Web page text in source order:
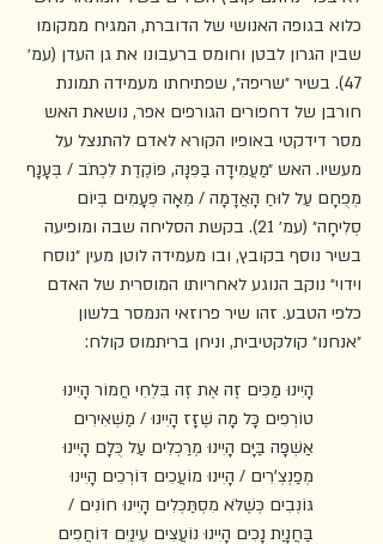
כלוא בגופה האנושי של הדוברת, המגיח ממקומו
שבין הגרון לבטן וחומס ברעבונו את גן העדן (עמ׳
47). בשיר ״שריפה״, שפתיחתו מעמידה תמונת
חורבן של דחפורים הגורפים אפר, נושאת האש
מסר דידקטי באופיו הקורא לאדם להתנצל על
מעשיו. האש ״מַעֲמִידָה בַּפִּנָּה, פּוֹקֶדֶת לִכְתֹּב / בְּעָנָף
מְפֻחָם עַל לוּחַ הָאֲדָמָה / מֵאָה פְּעָמִים בְּיוֹם
סְלִיחָה״ (עמ׳ 21). בקשת הסליחה שבה ומופיעה
בשיר נוסף בקובץ, ובו מעמידה לוטן מעין ״נוסח
וידוי״ נוקב הנוגע לאחריותו המוסרית של האדם
כלפי הטבע. זהו שיר פרוזאי הנמסר בלשון
״אנחנו״ קולקטיבית, וניחן בריתמוס קולח:
הָיִינוּ מַכִּים זֶה אֶת זֶה בִּלְחִי חֲמוֹר הָיִינוּ
טוֹרְפִים כָּל מָה שֶׁזָּז הָיִינוּ / מַשְׁאִירִים
אַשְׁפָּה בַּיָּם הָיִינוּ מְרַכְלִים עַל כֻּלָּם הָיִינוּ
מְפַנְצְ'רִים / הָיִינוּ מוֹעֲכִים דּוֹרְכִים הָיִינוּ
גּוֹנְבִים כְּשֶׁלֹּא מִסְתַּכְּלִים הָיִינוּ חוֹנִים /
בַּחֲנָיַת נָכִים הָיִינוּ נוֹעֲצִים עֵינַיִם דּוֹחֲפִים